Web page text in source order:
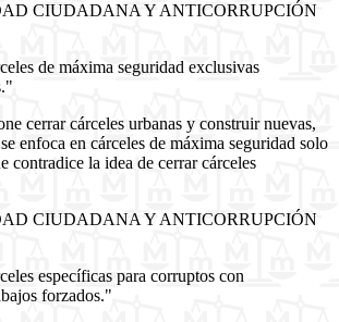
CIUDADANA Y ANTICORRUPCIÓN
de máxima seguridad exclusivas
cerrar cárceles urbanas y construir nuevas,
enfoca en cárceles de máxima seguridad solo
contradice la idea de cerrar cárceles
CIUDADANA Y ANTICORRUPCIÓN
específicas para corruptos con
forzados."